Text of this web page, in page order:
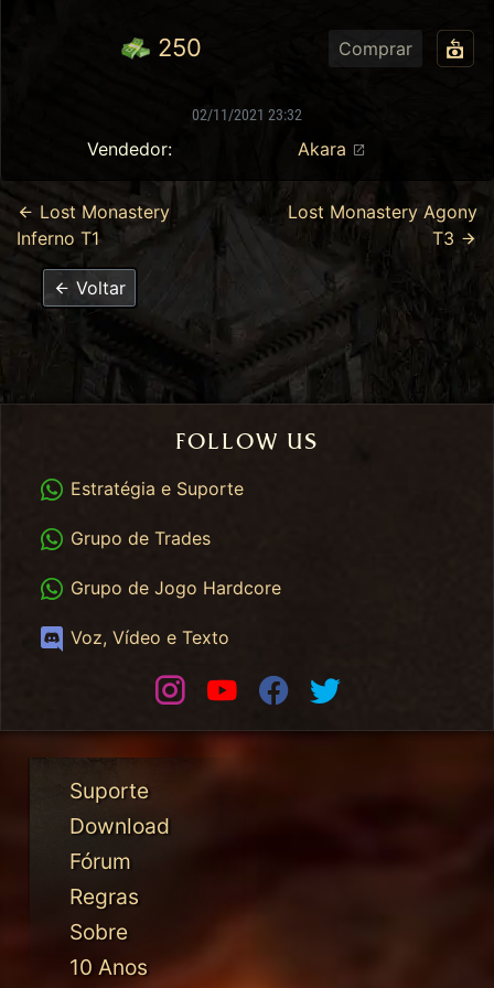
250 Comprar
02/11/2021 23:32
Vendedor: Akara
Lost Monastery
Inferno T1
Lost Monastery Agony
T3
Voltar
FOLLOW US
WhatsApp
Estratégia e Suporte
WhatsApp Trades
Grupo de Trades
WhatsApp HC
Grupo de Jogo Hardcore
Discord
Voz, Vídeo e Texto
InstagramYoutubeFacebook
Suporte
Download
Fórum
Regras
Sobre
10 Anos